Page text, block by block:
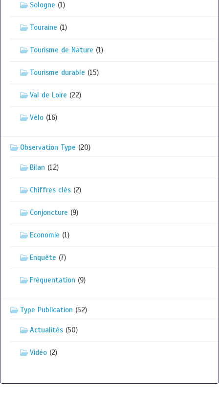
Sologne (1)
Touraine (1)
Tourisme de Nature (1)
Tourisme durable (15)
Val de Loire (22)
Vélo (16)
Observation Type (20)
Bilan (12)
Chiffres clés (2)
Conjoncture (9)
Economie (1)
Enquête (7)
Fréquentation (9)
Type Publication (52)
Actualités (50)
Vidéo (2)